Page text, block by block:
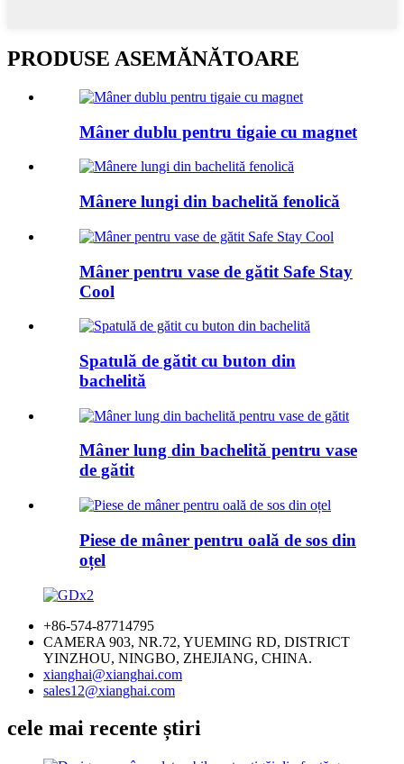
PRODUSE ASEMĂNĂTOARE
Mâner dublu pentru tigaie cu magnet
Mânere lungi din bachelită fenolică
Mâner pentru vase de gătit Safe Stay
Cool
Spatulă de gătit cu buton din
bachelită
Mâner lung din bachelită pentru vase
de gătit
Piese de mâner pentru oală de sos din
oțel
+86-574-87714795
CAMERA 903, NR.72, YUEMING RD, DISTRICT
YINZHOU, NINGBO, ZHEJIANG, CHINA.
xianghai@xianghai.com
sales12@xianghai.com
cele mai recente știri